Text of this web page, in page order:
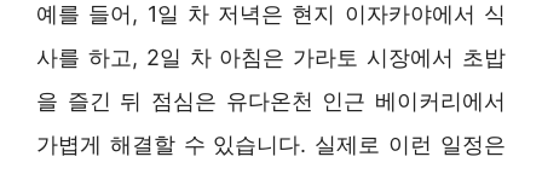
예를 들어, 1일 차 저녁은 현지 이자카야에서 식
사를 하고, 2일 차 아침은 가라토 시장에서 초밥
을 즐긴 뒤 점심은 유다온천 인근 베이커리에서
가볍게 해결할 수 있습니다. 실제로 이런 일정은